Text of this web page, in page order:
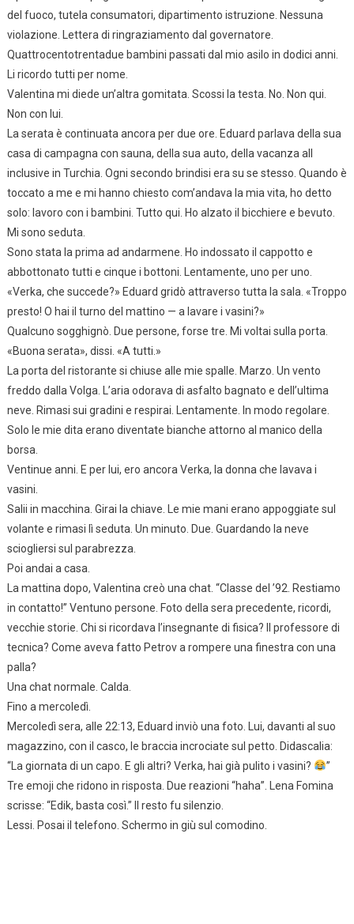
del fuoco, tutela consumatori, dipartimento istruzione. Nessuna
violazione. Lettera di ringraziamento dal governatore.
Quattrocentotrentadue bambini passati dal mio asilo in dodici anni.
Li ricordo tutti per nome.
Valentina mi diede un’altra gomitata. Scossi la testa. No. Non qui.
Non con lui.
La serata è continuata ancora per due ore. Eduard parlava della sua
casa di campagna con sauna, della sua auto, della vacanza all
inclusive in Turchia. Ogni secondo brindisi era su se stesso. Quando è
toccato a me e mi hanno chiesto com’andava la mia vita, ho detto
solo: lavoro con i bambini. Tutto qui. Ho alzato il bicchiere e bevuto.
Mi sono seduta.
Sono stata la prima ad andarmene. Ho indossato il cappotto e
abbottonato tutti e cinque i bottoni. Lentamente, uno per uno.
«Verka, che succede?» Eduard gridò attraverso tutta la sala. «Troppo
presto! O hai il turno del mattino — a lavare i vasini?»
Qualcuno sogghignò. Due persone, forse tre. Mi voltai sulla porta.
«Buona serata», dissi. «A tutti.»
La porta del ristorante si chiuse alle mie spalle. Marzo. Un vento
freddo dalla Volga. L’aria odorava di asfalto bagnato e dell’ultima
neve. Rimasi sui gradini e respirai. Lentamente. In modo regolare.
Solo le mie dita erano diventate bianche attorno al manico della
borsa.
Ventinue anni. E per lui, ero ancora Verka, la donna che lavava i
vasini.
Salii in macchina. Girai la chiave. Le mie mani erano appoggiate sul
volante e rimasi lì seduta. Un minuto. Due. Guardando la neve
sciogliersi sul parabrezza.
Poi andai a casa.
La mattina dopo, Valentina creò una chat. “Classe del ’92. Restiamo
in contatto!” Ventuno persone. Foto della sera precedente, ricordi,
vecchie storie. Chi si ricordava l’insegnante di fisica? Il professore di
tecnica? Come aveva fatto Petrov a rompere una finestra con una
palla?
Una chat normale. Calda.
Fino a mercoledì.
Mercoledì sera, alle 22:13, Eduard inviò una foto. Lui, davanti al suo
magazzino, con il casco, le braccia incrociate sul petto. Didascalia:
“La giornata di un capo. E gli altri? Verka, hai già pulito i vasini?
”
Tre emoji che ridono in risposta. Due reazioni “haha”. Lena Fomina
scrisse: “Edik, basta così.” Il resto fu silenzio.
Lessi. Posai il telefono. Schermo in giù sul comodino.